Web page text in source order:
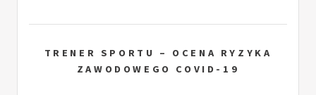
TRENER SPORTU – OCENA RYZYKA
ZAWODOWEGO COVID-19